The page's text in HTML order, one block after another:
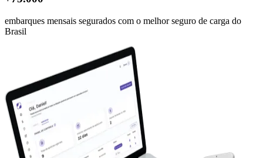
embarques mensais segurados com o melhor seguro de carga do
Brasil